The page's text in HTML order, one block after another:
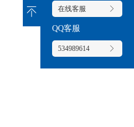
在线客服
QQ客服
534989614